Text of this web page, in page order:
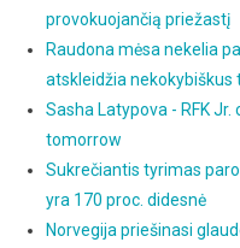
provokuojančią priežastį
Raudona mėsa nekelia
atskleidžia nekokybiškus
Sasha Latypova - RFK
tomorrow
Sukrečiantis tyrimas
yra 170 proc. didesnė
Norvegija priešinasi